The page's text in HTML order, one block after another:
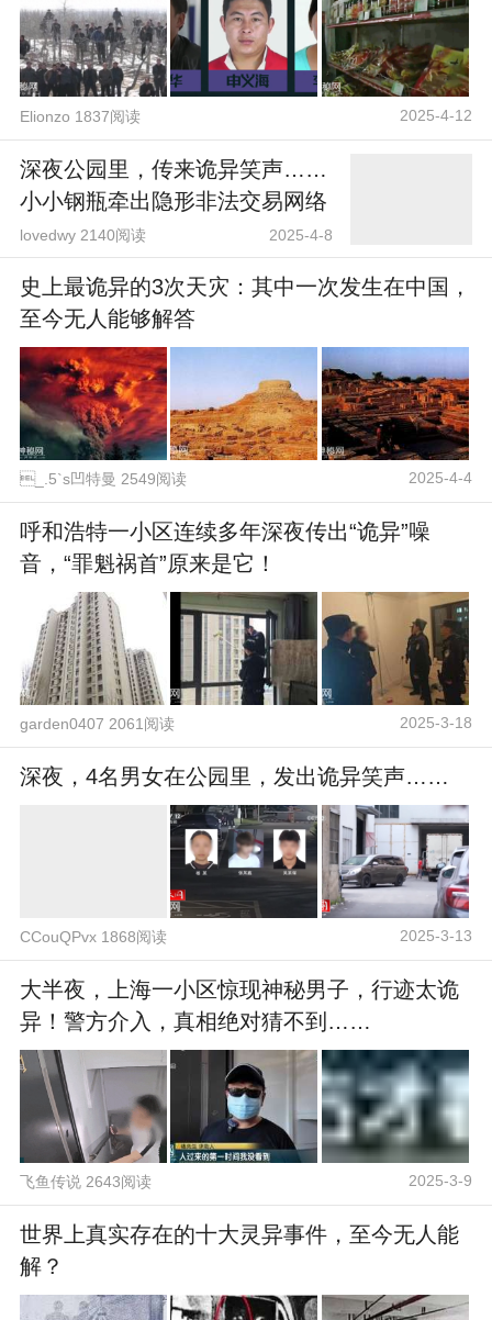
Elionzo 1837阅读 2025-4-12
深夜公园里，传来诡异笑声……
小小钢瓶牵出隐形非法交易网络
lovedwy 2140阅读 2025-4-8
史上最诡异的3次天灾：其中一次发生在中国，
至今无人能够解答
_.5`s凹特曼 2549阅读 2025-4-4
呼和浩特一小区连续多年深夜传出“诡异”噪
音，“罪魁祸首”原来是它！
garden0407 2061阅读 2025-3-18
深夜，4名男女在公园里，发出诡异笑声……
CCouQPvx 1868阅读 2025-3-13
大半夜，上海一小区惊现神秘男子，行迹太诡
异！警方介入，真相绝对猜不到……
飞鱼传说 2643阅读 2025-3-9
世界上真实存在的十大灵异事件，至今无人能
解？